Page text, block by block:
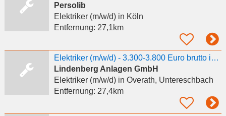
Persolib
Elektriker (m/w/d)in Köln
Entfernung: 27,1km
Elektriker (m/w/d) - 3.300-3.800 Euro brutto im Monat!
Lindenberg Anlagen GmbH
Elektriker (m/w/d)in Overath, Untereschbach
Entfernung: 27,4km